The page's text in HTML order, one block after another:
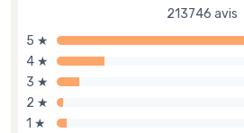
213746 avis
5 ★
4 ★
3 ★
2 ★
1 ★